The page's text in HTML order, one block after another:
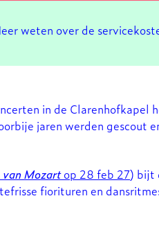
weten over de
in de Clarenhofkapel
jaren werden gescout
van Mozartop 28 feb 27) bijt
fiorituren en
Inzoomen